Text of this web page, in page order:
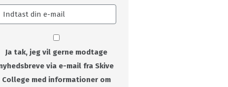
Ja tak, jeg vil gerne modtage
via e-mail fra Skive
College med informationer om